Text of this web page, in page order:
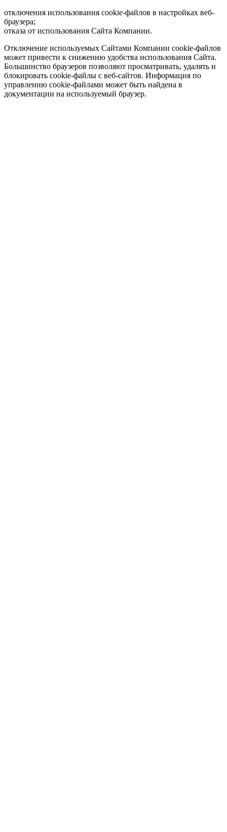
отключения использования cookie-файлов в настройках веб-
браузера;
отказа от использования Сайта Компании.
Отключение используемых Сайтами Компании cookie-файлов
может привести к снижению удобства использования Сайта.
Большинство браузеров позволяют просматривать, удалять и
блокировать cookie-файлы c веб-сайтов. Информация по
управлению cookie-файлами может быть найдена в
документации на используемый браузер.